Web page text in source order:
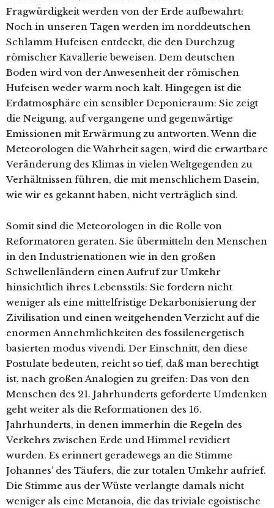
Fragwürdigkeit werden von der Erde aufbewahrt:
Noch in unseren Tagen werden im norddeutschen
Schlamm Hufeisen entdeckt, die den Durchzug
römischer Kavallerie beweisen. Dem deutschen
Boden wird von der Anwesenheit der römischen
Hufeisen weder warm noch kalt. Hingegen ist die
Erdatmosphäre ein sensibler Deponieraum: Sie zeigt
die Neigung, auf vergangene und gegenwärtige
Emissionen mit Erwärmung zu antworten. Wenn die
Meteorologen die Wahrheit sagen, wird die erwartbare
Veränderung des Klimas in vielen Weltgegenden zu
Verhältnissen führen, die mit menschlichem Dasein,
wie wir es gekannt haben, nicht verträglich sind.
Somit sind die Meteorologen in die Rolle von
Reformatoren geraten. Sie übermitteln den Menschen
in den Industrienationen wie in den großen
Schwellenländern einen Aufruf zur Umkehr
hinsichtlich ihres Lebensstils: Sie fordern nicht
weniger als eine mittelfristige Dekarbonisierung der
Zivilisation und einen weitgehenden Verzicht auf die
enormen Annehmlichkeiten des fossilenergetisch
basierten modus vivendi. Der Einschnitt, den diese
Postulate bedeuten, reicht so tief, daß man berechtigt
ist, nach großen Analogien zu greifen: Das von den
Menschen des 21. Jahrhunderts geforderte Umdenken
geht weiter als die Reformationen des 16.
Jahrhunderts, in denen immerhin die Regeln des
Verkehrs zwischen Erde und Himmel revidiert
wurden. Es erinnert geradewegs an die Stimme
Johannes’ des Täufers, die zur totalen Umkehr aufrief.
Die Stimme aus der Wüste verlangte damals nicht
weniger als eine Metanoia, die das triviale egoistische